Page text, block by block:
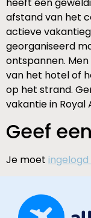
afstand van het
actieve
georganiseerd
ontspannen.
van het hotel of
op het strand.
vakantie in Royal
Geef
Je moet ingelogd